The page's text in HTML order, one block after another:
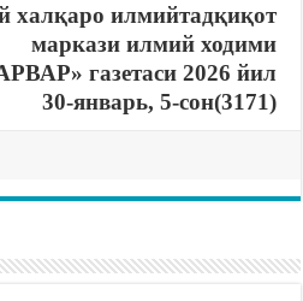
халқаро илмийтадқиқот
маркази илмий ходими
газетаси 2026 йил
30-январь, 5-сон(3171)